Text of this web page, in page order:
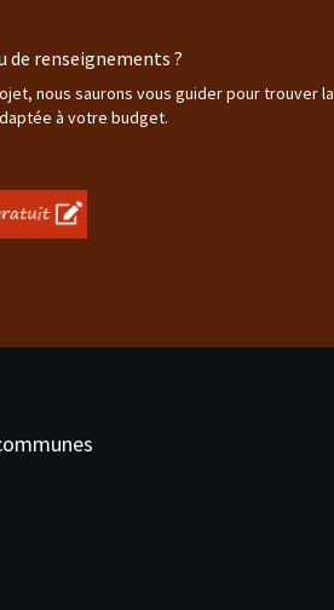
de renseignements ?
nous saurons vous guider pour trouver la
à votre budget.